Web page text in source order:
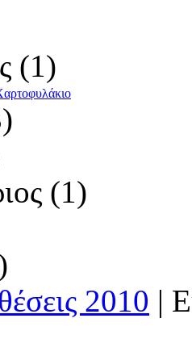
(1)
(1)
2010 |